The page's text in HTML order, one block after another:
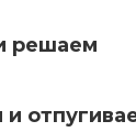
решаем
и